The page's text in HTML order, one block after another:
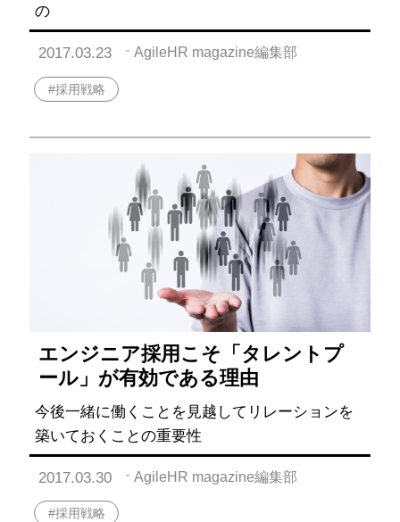
の
2017.03.23 AgileHR magazine編集部
#採用戦略
エンジニア採用こそ「タレントプ
ール」が有効である理由
今後一緒に働くことを見越してリレーションを
築いておくことの重要性
2017.03.30 AgileHR magazine編集部
#採用戦略